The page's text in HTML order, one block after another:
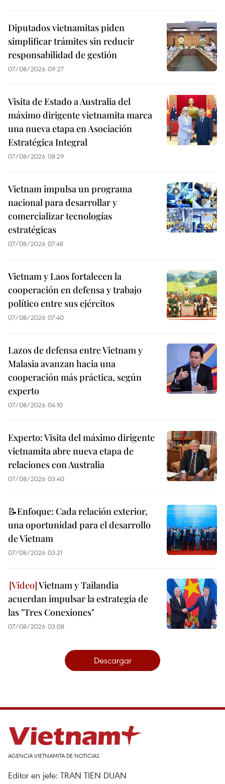
Diputados vietnamitas piden
simplificar trámites sin reducir
responsabilidad de gestión
07/08/2026 09:27
Visita de Estado a Australia del
máximo dirigente vietnamita marca
una nueva etapa en Asociación
Estratégica Integral
07/08/2026 08:29
Vietnam impulsa un programa
nacional para desarrollar y
comercializar tecnologías
estratégicas
07/08/2026 07:48
Vietnam y Laos fortalecen la
cooperación en defensa y trabajo
político entre sus ejércitos
07/08/2026 07:40
Lazos de defensa entre Vietnam y
Malasia avanzan hacia una
cooperación más práctica, según
experto
07/08/2026 04:10
Experto: Visita del máximo dirigente
vietnamita abre nueva etapa de
relaciones con Australia
07/08/2026 03:40
📝Enfoque: Cada relación exterior,
una oportunidad para el desarrollo
de Vietnam
07/08/2026 03:21
Vietnam y Tailandia
acuerdan impulsar la estrategia de
las "Tres Conexiones"
07/08/2026 03:08
Descargar
AGENCIA VIETNAMITA DE NOTICIAS
Editor en jefe: TRAN TIEN DUAN